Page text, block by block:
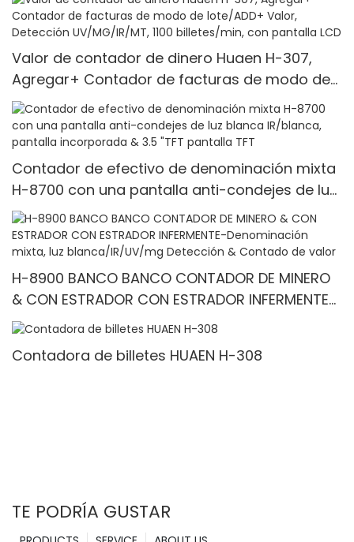
Valor de contador de dinero Huaen H-307,
Agregar+ Contador de facturas de modo de
lote/ADD+ Valor, Detección UV/MG/IR/MT, 1100
billetes/min, con pantalla LCD
Contador de efectivo de denominación mixta
H-8700 con una pantalla anti-condejes de luz
blanca IR/blanca, pantalla incorporada & 3.5
"TFT pantalla TFT
H-8900 BANCO BANCO CONTADOR DE MINERO
& CON ESTRADOR CON ESTRADOR INFERMENTE-
Denominación mixta, luz blanca/IR/UV/mg
Contadora de billetes HUAEN H-308
TE PODRÍA GUSTAR